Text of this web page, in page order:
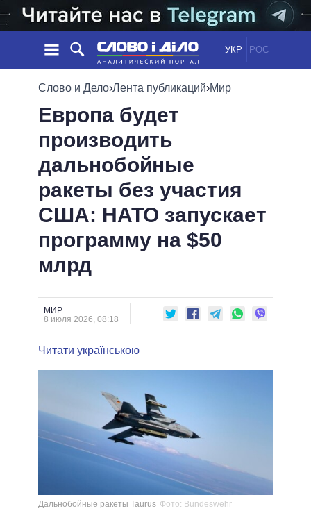
УКР РОС
НОВОСТИ
ЛЕНТА
СОБЫТИЯ
СТАТЬИ
ОБЗОРЫ
ДАЙДЖЕСТЫ
ПОЛИТИКА
ЭКОНОМИКА
ОБЩЕСТВО
ОБЕЩАНИЯ
ПОЛИТИКИ
ВСЕ ПОЛИТИКИ
ПРЕЗИДЕНТ И ОФИС
ВЕРХОВНАЯ РАДА
КАБИНЕТ МИНИСТРОВ
ГЛАВЫ ОБЛАДМИНИСТРАЦИЙ
ВСЕ ПЕРСОНЫ
ИНФОГРАФИКА
ВИДЕО
ПОДДЕРЖАТЬ
Слово и Дело›Лента публикаций›Мир
Европа будет
производить
дальнобойные
ракеты без участия
США: НАТО запускает
программу на $50
млрд
МИР
8 июля 2026, 08:18
Читати українською
Дальнобойные ракеты Taurus Фото: Bundeswehr